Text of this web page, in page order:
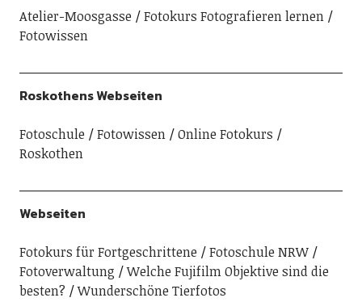
Atelier-Moosgasse
Fotokurs Fotografieren lernen
Fotowissen
Roskothens Webseiten
Fotoschule Fotowissen
Online Fotokurs
Roskothen
Webseiten
Fotokurs für Fortgeschrittene
Fotoschule NRW
Fotoverwaltung
Welche Fujifilm Objektive sind die
besten?
Wunderschöne Tierfotos